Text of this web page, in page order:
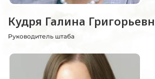
Кудря Галина
Руководитель штаба